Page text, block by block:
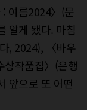
여름2024〉(문
알게 됐다. 마침
, 2024), 〈바우
상작품집〉(은행
앞으로 또 어떤